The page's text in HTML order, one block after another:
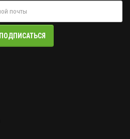
ПОДПИСАТЬСЯ